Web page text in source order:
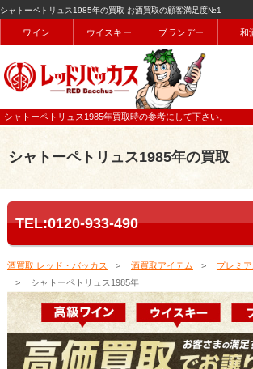
シャトーペトリュス1985年の買取 お酒買取の顧客満足度№1
ワイン ウイスキー ブランデー 和
シャトーペトリュス1985年買取時の参考にして下さい。
シャトーペトリュス1985年の買取
TEL:0120-933-490
酒買取 レッド・バッカス 酒買取アイテム
プレミ
シャトーペトリュス1985年